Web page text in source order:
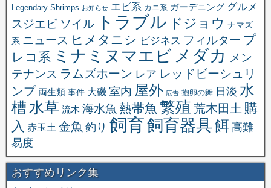
Legendary Shrimps お知らせ エビ系 カニ系 ガーデニング グルメ
スジエビ ソイル トラブル ドジョウ ナマズ
系 ニュース ヒメタニシ ビジネス フィルター プ
レコ系 ミナミヌマエビ メダカ メン
テナンス ラムズホーン レア レッドビーシュリ
ンプ 両生類 事件 大磯 室内 屋外 広告 抱卵の舞 日淡 水
槽 水草 流木 海水魚 熱帯魚 繁殖 荒木田土 購
入 赤玉土 金魚 釣り 飼育飼育器具餌 高難
易度
おすすめリンク集